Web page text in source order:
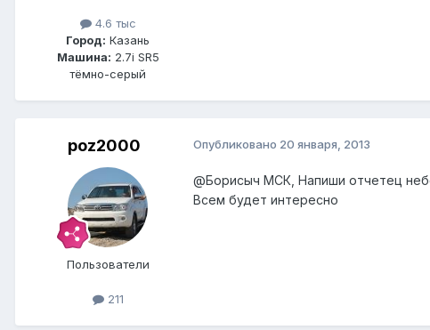
4.6 тыс
Город: Казань
Машина: 2.7i SR5
тёмно-серый
poz2000
Пользователи
211
Опубликовано 20 января, 2013
@Борисыч МСК , Напиши отчетец
Всем будет интересно